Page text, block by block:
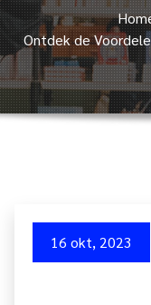
Ontdek de
16 okt, 2023